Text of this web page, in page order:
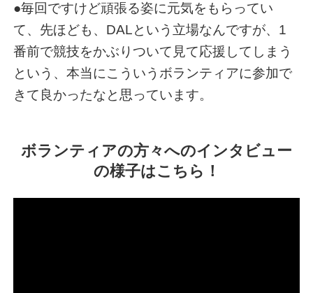
●毎回ですけど頑張る姿に元気をもらってい
て、先ほども、DALという立場なんですが、1
番前で競技をかぶりついて見て応援してしまう
という、本当にこういうボランティアに参加で
きて良かったなと思っています。
ボランティアの方々へのインタビュー
の様子はこちら！